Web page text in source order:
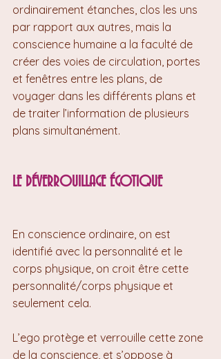
ordinairement étanches, clos les uns
par rapport aux autres, mais la
conscience humaine a la faculté de
créer des voies de circulation, portes
et fenêtres entre les plans, de
voyager dans les différents plans et
de traiter l’information de plusieurs
plans simultanément.
LE DÉVERROUILLAGE ÉGOTIQUE
En conscience ordinaire, on est
identifié avec la personnalité et le
corps physique, on croit être cette
personnalité/corps physique et
seulement cela.
L’ego protège et verrouille cette zone
de la conscience, et s’oppose à